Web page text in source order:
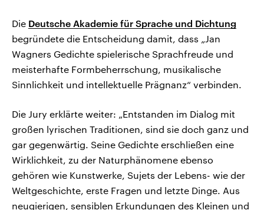
Die Deutsche Akademie für Sprache und Dichtung
begründete die Entscheidung damit, dass „Jan
Wagners Gedichte spielerische Sprachfreude und
meisterhafte Formbeherrschung, musikalische
Sinnlichkeit und intellektuelle Prägnanz“ verbinden.
Die Jury erklärte weiter: „Entstanden im Dialog mit
großen lyrischen Traditionen, sind sie doch ganz und
gar gegenwärtig. Seine Gedichte erschließen eine
Wirklichkeit, zu der Naturphänomene ebenso
gehören wie Kunstwerke, Sujets der Lebens- wie der
Weltgeschichte, erste Fragen und letzte Dinge. Aus
neugierigen, sensiblen Erkundungen des Kleinen und